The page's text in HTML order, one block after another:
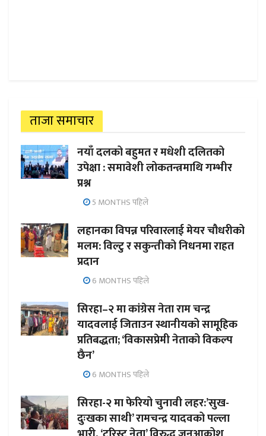
ताजा समाचार
नयाँ दलको बहुमत र मधेशी दलितको
उपेक्षा : समावेशी लोकतन्त्रमाथि गम्भीर
प्रश्न
5 MONTHS पहिले
लहानका विपन्न परिवारलाई मेयर चौधरीको
मलम: विल्टु र सकुन्तीको निधनमा राहत
प्रदान
6 MONTHS पहिले
सिरहा–२ मा कांग्रेस नेता राम चन्द्र
यादवलाई जिताउन स्थानीयको सामूहिक
प्रतिबद्धता; ‘विकासप्रेमी नेताको विकल्प
छैन’
6 MONTHS पहिले
सिरहा-२ मा फेरियो चुनावी लहर:’सुख-
दुःखका साथी’ रामचन्द्र यादवको पल्ला